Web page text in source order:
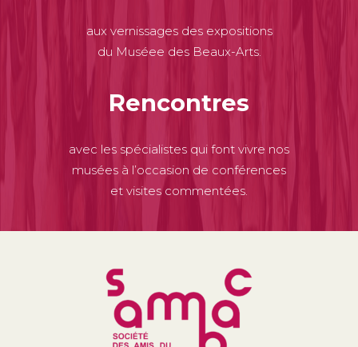
aux vernissages des expositions
du Muséee des Beaux-Arts.
Rencontres
avec les spécialistes qui font vivre nos
musées à l’occasion de conférences
et visites commentées.